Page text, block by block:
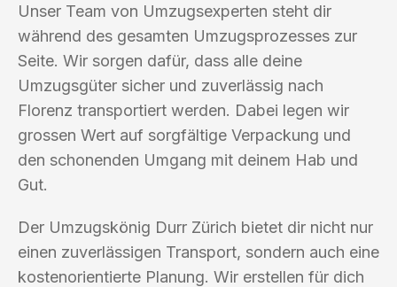
Unser Team von Umzugsexperten steht dir
während des gesamten Umzugsprozesses zur
Seite. Wir sorgen dafür, dass alle deine
Umzugsgüter sicher und zuverlässig nach
Florenz transportiert werden. Dabei legen wir
grossen Wert auf sorgfältige Verpackung und
den schonenden Umgang mit deinem Hab und
Gut.
Der Umzugskönig Durr Zürich bietet dir nicht nur
einen zuverlässigen Transport, sondern auch eine
kostenorientierte Planung. Wir erstellen für dich